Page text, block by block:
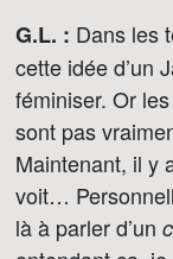
G.L. : Dans les
cette idée d’un
féminiser. Or
sont pas
Maintenant, il y
voit…
là à parler d’un